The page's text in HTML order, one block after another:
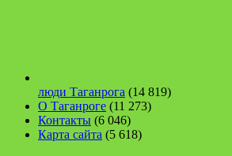
люди Таганрога (14 819)
О Таганроге (11 273)
Контакты (6 046)
Карта сайта (5 618)